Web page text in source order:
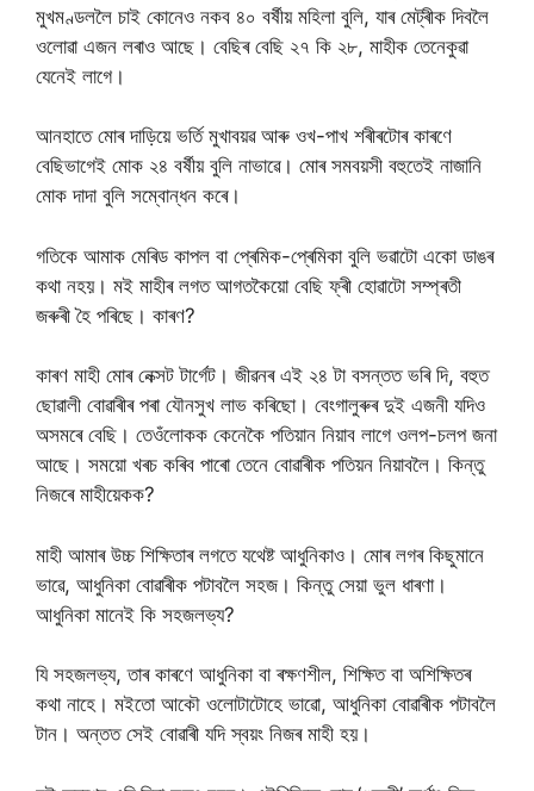
মুখমণ্ডললৈ চাই কোনেও নকব ৪০ বৰ্ষীয় মহিলা বুলি, যাৰ মেট্ৰীক দিবলৈ
ওলোৱা এজন লৰাও আছে। বেছিৰ বেছি ২৭ কি ২৮, মাহীক তেনেকুৱা
যেনেই লাগে।
আনহাতে মোৰ দাড়িয়ে ভৰ্তি মুখাবয়ৱ আৰু ওখ-পাখ শৰীৰটোৰ কাৰণে
বেছিভাগেই মোক ২৪ বৰ্ষীয় বুলি নাভাৱে। মোৰ সমবয়সী বহুতেই নাজানি
মোক দাদা বুলি সম্বোন্ধন কৰে।
গতিকে আমাক মেৰিড কাপল বা প্ৰেমিক-প্ৰেমিকা বুলি ভৱাটো একো ডাঙৰ
কথা নহয়। মই মাহীৰ লগত আগতকৈয়ো বেছি ফ্ৰী হোৱাটো সম্প্ৰতী
জৰুৰী হৈ পৰিছে। কাৰণ?
কাৰণ মাহী মোৰ নেক্সট টাৰ্গেট। জীৱনৰ এই ২৪ টা বসন্তত ভৰি দি, বহুত
ছোৱালী বোৱাৰীৰ পৰা যৌনসুখ লাভ কৰিছো। বেংগালুৰুৰ দুই এজনী যদিও
অসমৰে বেছি। তেওঁলোকক কেনেকৈ পতিয়ান নিয়াব লাগে ওলপ-চলপ জনা
আছে। সময়ো খৰচ কৰিব পাৰো তেনে বোৱাৰীক পতিয়ন নিয়াবলৈ। কিন্তু
নিজৰে মাহীয়েকক?
মাহী আমাৰ উচ্চ শিক্ষিতাৰ লগতে যথেষ্ট আধুনিকাও। মোৰ লগৰ কিছুমানে
ভাৱে, আধুনিকা বোৱাৰীক পটাবলৈ সহজ। কিন্তু সেয়া ভুল ধাৰণা।
আধুনিকা মানেই কি সহজলভ্য?
যি সহজলভ্য, তাৰ কাৰণে আধুনিকা বা ৰক্ষণশীল, শিক্ষিত বা অশিক্ষিতৰ
কথা নাহে। মইতো আকৌ ওলোটাটোহে ভাৱো, আধুনিকা বোৱাৰীক পটাবলৈ
টান। অন্তত সেই বোৱাৰী যদি স্বয়ং নিজৰ মাহী হয়।